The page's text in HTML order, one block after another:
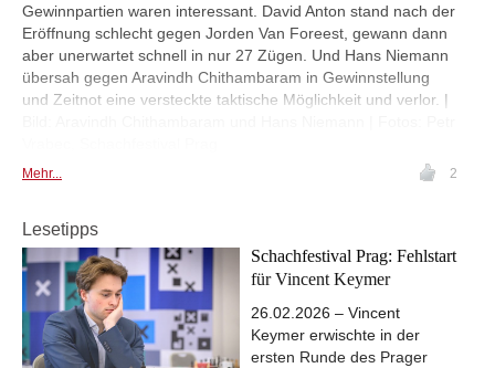
Gewinnpartien waren interessant. David Anton stand nach der
Eröffnung schlecht gegen Jorden Van Foreest, gewann dann
aber unerwartet schnell in nur 27 Zügen. Und Hans Niemann
übersah gegen Aravindh Chithambaram in Gewinnstellung
und Zeitnot eine versteckte taktische Möglichkeit und verlor. |
Mehr... 2
Lesetipps
Schachfestival Prag: Fehlstart
für Vincent Keymer
26.02.2026 – Vincent
Keymer erwischte in der
ersten Runde des Prager